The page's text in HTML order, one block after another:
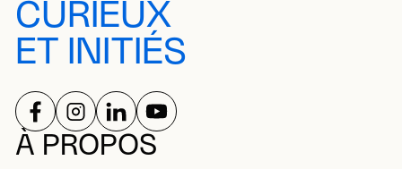
CURIEUX
ET INITIÉS
À PROPOS
RÉSEAUX SOCIAUX
SUIVEZ-NOUS SUR
SUIVEZ-NOUS SUR
SUIVEZ-NOUS SUR
SUIVEZ-NOUS SUR